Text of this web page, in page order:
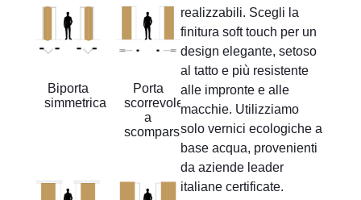
Biporta
simmetrica
Porta
scorrevole
a
scomparsa
realizzabili. Scegli la
finitura soft touch per un
design elegante, setoso
al tatto e più resistente
alle impronte e alle
macchie. Utilizziamo
solo vernici ecologiche a
base acqua, provenienti
da aziende leader
italiane certificate.